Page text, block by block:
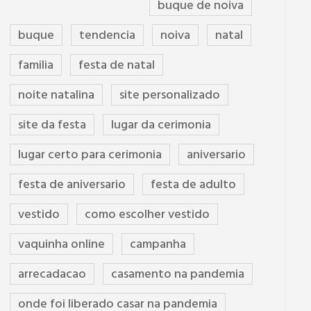
buque de noiva
buque
tendencia noiva
natal
familia
festa de natal
noite natalina
site personalizado
site da festa
lugar da cerimonia
lugar certo para cerimonia
aniversario
festa de aniversario
festa de adulto
vestido
como escolher vestido
vaquinha online
campanha
arrecadacao
casamento na pandemia
onde foi liberado casar na pandemia